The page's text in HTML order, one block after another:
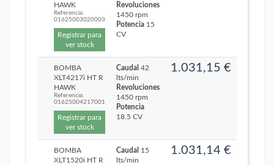
HAWK
Referencia:
01625003020003
Registrar para
ver stock
Revoluciones
1450 rpm
Potencia 15
CV
BOMBA
XLT4217i HT R
HAWK
Referencia:
01625004217001
Registrar para
ver stock
Caudal 42
lts/min
Revoluciones
1450 rpm
Potencia
18.5 CV
1.031,15 €
BOMBA
XLT1520i HT R
Caudal 15
lts/min
1.031,14 €